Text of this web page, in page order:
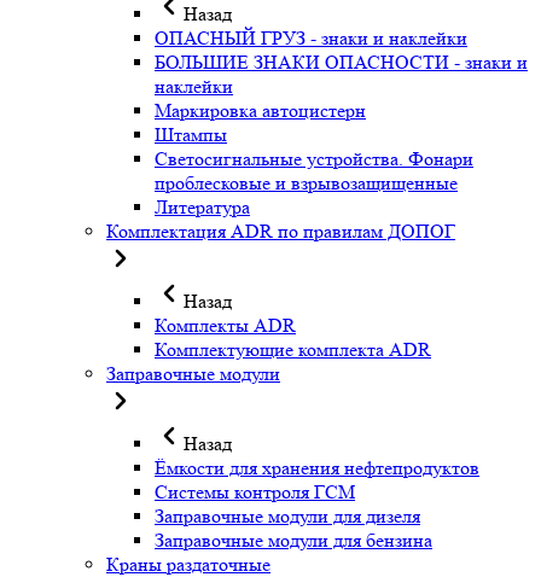
Назад
ОПАСНЫЙ ГРУЗ - знаки и наклейки
БОЛЬШИЕ ЗНАКИ ОПАСНОСТИ - знаки и
наклейки
Маркировка автоцистерн
Штампы
Светосигнальные устройства. Фонари
проблесковые и взрывозащищенные
Литература
Комплектация ADR по правилам ДОПОГ
Назад
Комплекты ADR
Комплектующие комплекта ADR
Заправочные модули
Назад
Ёмкости для хранения нефтепродуктов
Системы контроля ГСМ
Заправочные модули для дизеля
Заправочные модули для бензина
Краны раздаточные